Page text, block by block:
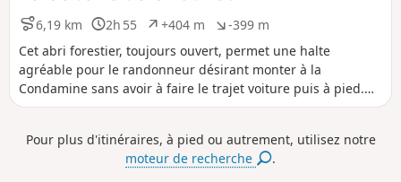
i
i
f
a
i
f
6,19 km
D
i
s
t
a
n
2h 55
D
u
r
é
e
+404 m
D
é
n
i
v
e
é
p
-399 m
D
é
n
i
v
e
é
n
Cet abri forestier, toujours ouvert, permet une halte
agréable pour le randonneur désirant monter à la
Condamine sans avoir à faire le trajet voiture puis à pied.
Ce bivouac lui permet de gagner deux heures pour accéder
Pour plus d'itinéraires, à pied ou autrement, utilisez notre
moteur de recherche
.